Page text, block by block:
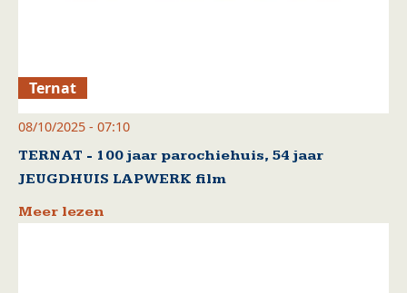
Ternat
08/10/2025 - 07:10
TERNAT - 100 jaar parochiehuis, 54 jaar
JEUGDHUIS LAPWERK film
Meer lezen